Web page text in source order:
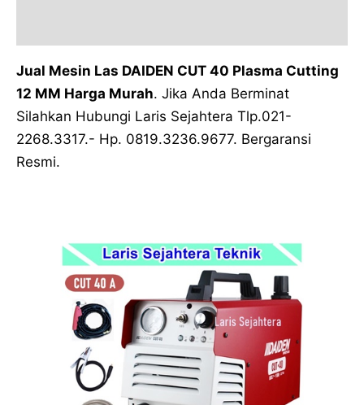
Jual Mesin Las DAIDEN CUT 40 Plasma Cutting
12 MM Harga Murah. Jika Anda Berminat
Silahkan Hubungi Laris Sejahtera Tlp.021-
2268.3317.- Hp. 0819.3236.9677. Bergaransi
Resmi.